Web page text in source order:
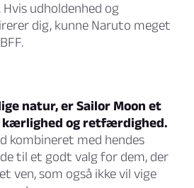
udholdenhed og
dig, kunne Naruto meget
natur, er Sailor Moon et
kærlighed og retfærdighed.
kombineret med hendes
til et godt valg for dem, der
ven, som også ikke vil vige